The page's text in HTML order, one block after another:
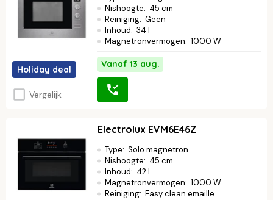
Holiday deal
Vergelijk
Nishoogte: 45 cm
Reiniging: Geen
Inhoud: 34 l
Magnetronvermogen: 1000 W
Vanaf 13 aug.
Electrolux EVM6E46Z
Type: Solo magnetron
Nishoogte: 45 cm
Inhoud: 42 l
Magnetronvermogen: 1000 W
Reiniging: Easy clean emaille